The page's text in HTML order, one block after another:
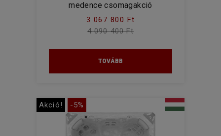
medence csomagakció
3 067 800 Ft
4 090 400 Ft
TOVÁBB
Akció! -5%